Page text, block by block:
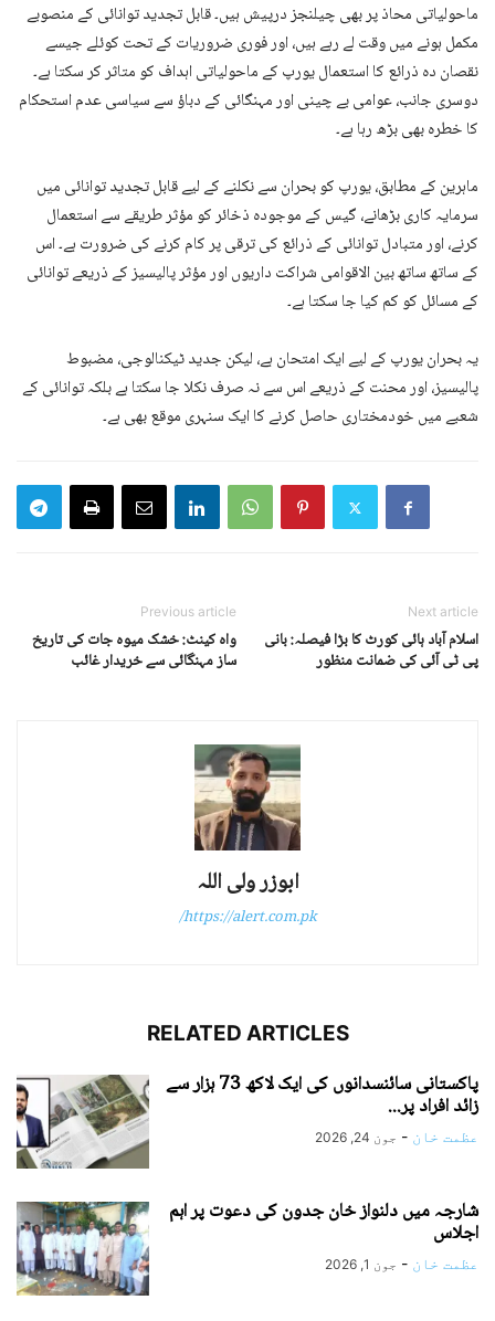
ماحولیاتی محاذ پر بھی چیلنجز درپیش ہیں۔ قابل تجدید توانائی کے منصوبے
مکمل ہونے میں وقت لے رہے ہیں، اور فوری ضروریات کے تحت کوئلے جیسے
نقصان دہ ذرائع کا استعمال یورپ کے ماحولیاتی اہداف کو متاثر کر سکتا ہے۔
دوسری جانب، عوامی بے چینی اور مہنگائی کے دباؤ سے سیاسی عدم استحکام
کا خطرہ بھی بڑھ رہا ہے۔
ماہرین کے مطابق، یورپ کو بحران سے نکلنے کے لیے قابل تجدید توانائی میں
سرمایہ کاری بڑھانے، گیس کے موجودہ ذخائر کو مؤثر طریقے سے استعمال
کرنے، اور متبادل توانائی کے ذرائع کی ترقی پر کام کرنے کی ضرورت ہے۔ اس
کے ساتھ ساتھ بین الاقوامی شراکت داریوں اور مؤثر پالیسیز کے ذریعے توانائی
کے مسائل کو کم کیا جا سکتا ہے۔
یہ بحران یورپ کے لیے ایک امتحان ہے، لیکن جدید ٹیکنالوجی، مضبوط
پالیسیز، اور محنت کے ذریعے اس سے نہ صرف نکلا جا سکتا ہے بلکہ توانائی کے
شعبے میں خودمختاری حاصل کرنے کا ایک سنہری موقع بھی ہے۔
Previous article
واہ کینٹ: خشک میوہ جات کی تاریخ
ساز مہنگائی سے خریدار غائب
Next article
اسلام آباد ہائی کورٹ کا بڑا فیصلہ: بانی
پی ٹی آئی کی ضمانت منظور
ابوزر ولی اللہ
https://alert.com.pk/
RELATED ARTICLES
پاکستانی سائنسدانوں کی ایک لاکھ 73 ہزار سے
زائد افراد پر...
عظمت خان - جون 24, 2026
شارجہ میں دلنواز خان جدون کی دعوت پر اہم
اجلاس
عظمت خان - جون 1, 2026